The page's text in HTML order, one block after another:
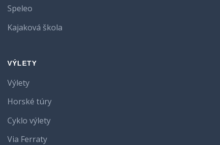
Speleo
Kajaková škola
VÝLETY
Výlety
Horské túry
Cyklo výlety
Via Ferraty